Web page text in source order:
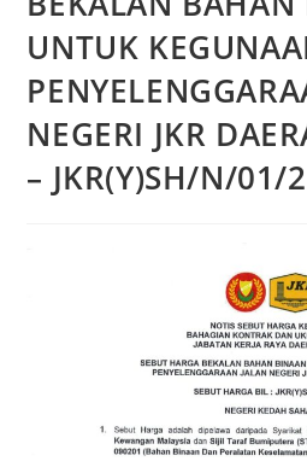
UNTUK
NEGERI JKR
– JKR(Y)SH/N/01/